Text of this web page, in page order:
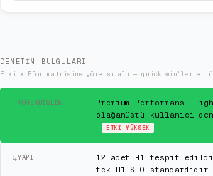
DENETIM BULGULARI
Etki × Efor matrisine göre sıralı — quick win'ler en
MÜHENDISLIK
Premium Performans:
olağanüstü kullanıcı
ETKIYÜKSEK
↳YAPI
12 adet H1 tespit edildi
tek H1 SEO standardıdır.